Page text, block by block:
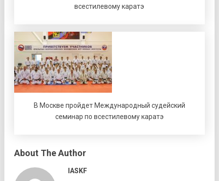
всестилевому каратэ
В Москве пройдет Международный судейский
семинар по всестилевому каратэ
About The Author
IASKF